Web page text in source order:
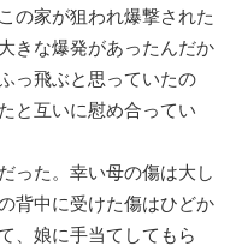
の家が狙われ爆撃された
きな爆発があったんだか
っ飛ぶと思っていたの
と互いに慰め合ってい
った。幸い母の傷は大し
背中に受けた傷はひどか
、娘に手当てしてもら